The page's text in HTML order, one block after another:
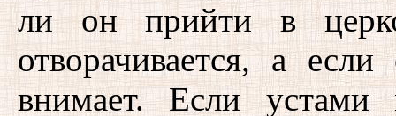
ли он прийти в
отворачивается, а
внимает. Если